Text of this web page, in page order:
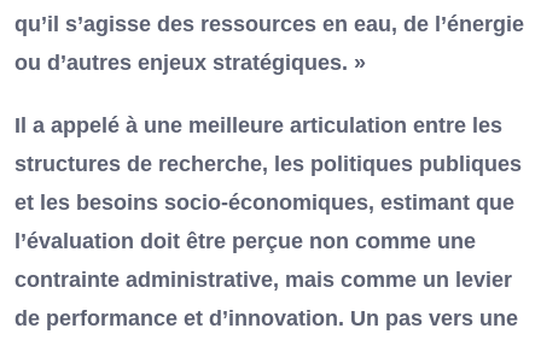
qu’il s’agisse des ressources en eau, de l’énergie
ou d’autres enjeux stratégiques. »
Il a appelé à une meilleure articulation entre les
structures de recherche, les politiques publiques
et les besoins socio-économiques, estimant que
l’évaluation doit être perçue non comme une
contrainte administrative, mais comme un levier
de performance et d’innovation. Un pas vers une